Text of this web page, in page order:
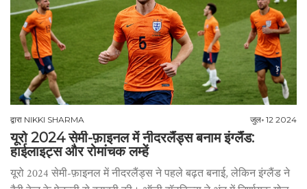
द्वारा NIKKI SHARMA जुल॰ 12 2024
यूरो 2024 सेमी-फ़ाइनल में नीदरलैंड्स बनाम इंग्लैंड:
हाईलाइट्स और रोमांचक लम्हें
यूरो 2024 सेमी-फ़ाइनल में नीदरलैंड्स ने पहले बढ़त बनाई, लेकिन इंग्लैंड ने